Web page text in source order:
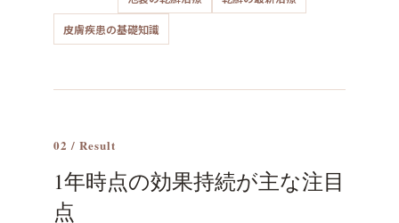
皮膚疾患の基礎知識
02 / Result
1年時点の効果持続が主な注目
点